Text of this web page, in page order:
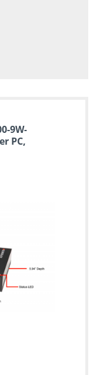
9W-
PC,